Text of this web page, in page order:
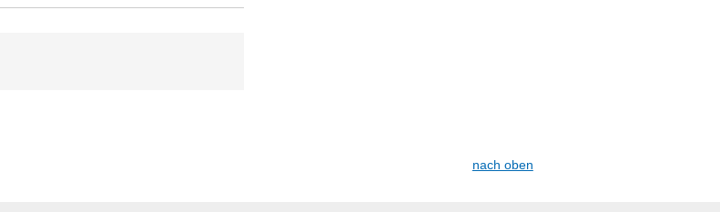
nach oben